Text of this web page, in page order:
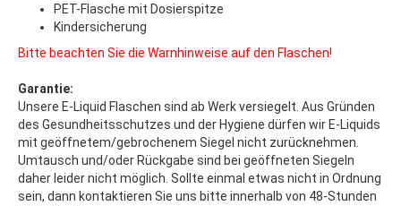
PET-Flasche mit Dosierspitze
Kindersicherung
Bitte beachten Sie die Warnhinweise auf den Flaschen!
Garantie:
Unsere E-Liquid Flaschen sind ab Werk versiegelt. Aus Gründen
des Gesundheitsschutzes und der Hygiene dürfen wir E-Liquids
mit geöffnetem/gebrochenem Siegel nicht zurücknehmen.
Umtausch und/oder Rückgabe sind bei geöffneten Siegeln
daher leider nicht möglich. Sollte einmal etwas nicht in Ordnung
sein, dann kontaktieren Sie uns bitte innerhalb von 48-Stunden